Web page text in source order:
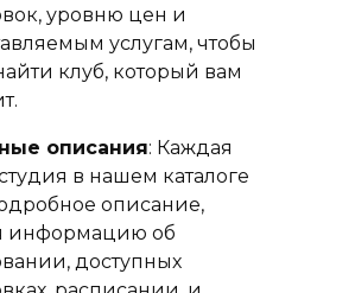
уровню цен и
услугам, чтобы
клуб, который вам
описания: Каждая
в нашем каталоге
описание,
информацию об
доступных